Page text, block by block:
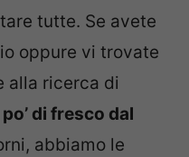
tutte. Se avete
oppure vi trovate
alla ricerca di
di fresco dal
abbiamo le